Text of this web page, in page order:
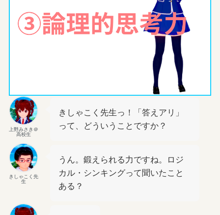
上野みさき＠
高校生
きしゃこく先生っ！「答えアリ」
って、どういうことですか？
きしゃこく先
生
うん。鍛えられる力ですね。ロジ
カル・シンキングって聞いたこと
ある？